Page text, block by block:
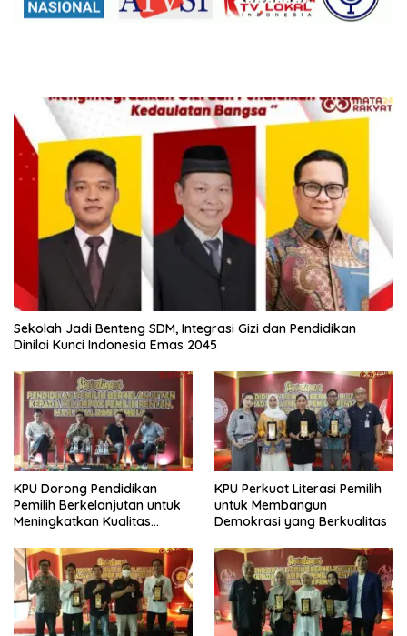
Sekolah Jadi Benteng SDM, Integrasi Gizi dan Pendidikan
Dinilai Kunci Indonesia Emas 2045
KPU Dorong Pendidikan
Pemilih Berkelanjutan untuk
Meningkatkan Kualitas
KPU Perkuat Literasi Pemilih
untuk Membangun
Demokrasi yang Berkualitas